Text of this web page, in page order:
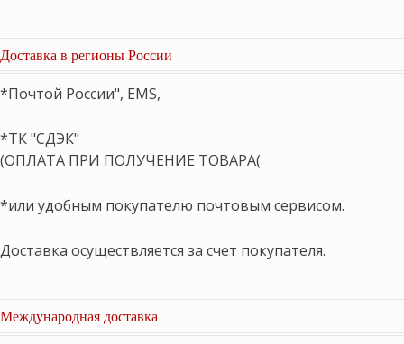
Доставка в регионы России
*Почтой России", EMS,
*ТК "СДЭК"
(ОПЛАТА ПРИ ПОЛУЧЕНИЕ ТОВАРА(
*или удобным покупателю почтовым сервисом.
Доставка осуществляется за счет покупателя.
Международная доставка